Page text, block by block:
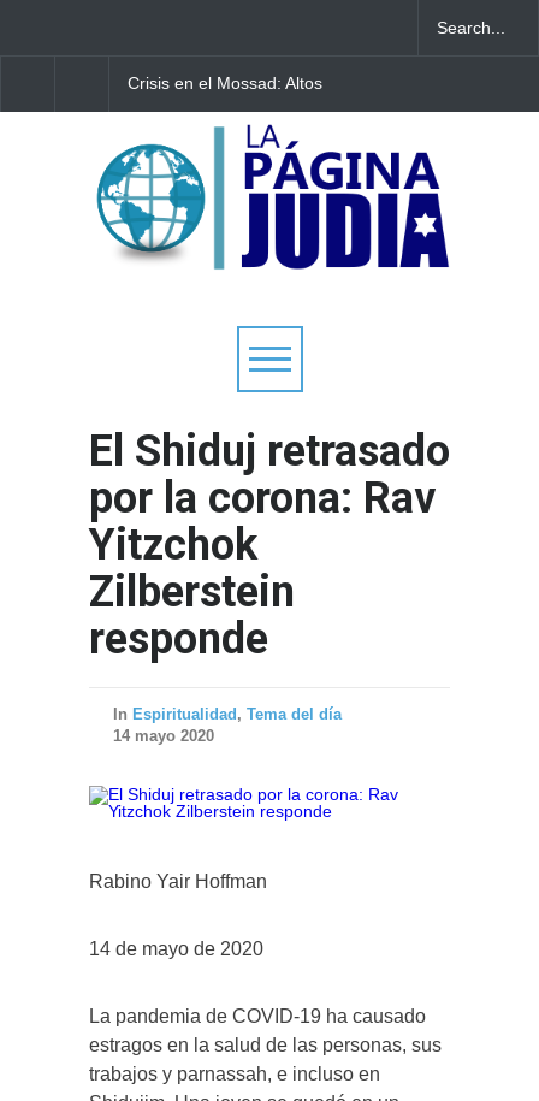
Crisis en el Mossad: Altos
contra el director Roman
Gofman por la
reorganización de Irán
víctimas de un ataque
creciente hostilidad
Europa
El Shiduj retrasado
por la corona: Rav
Yitzchok
Zilberstein
responde
In Espiritualidad , Tema del día
14 mayo 2020
Rabino Yair Hoffman
14 de mayo de 2020
La pandemia de COVID-19 ha causado
estragos en la salud de las personas, sus
trabajos y parnassah, e incluso en